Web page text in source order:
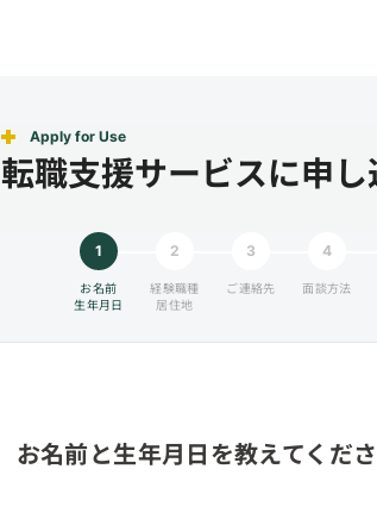
Apply for Use
転職支援サービスに申し
1
お名前
生年月日
2
経験職種
居住地
3
ご連絡先
4
面談方法
お名前と生年月日を教えてくださ